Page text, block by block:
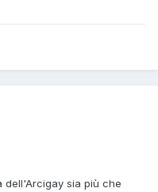
dell'Arcigay sia più che